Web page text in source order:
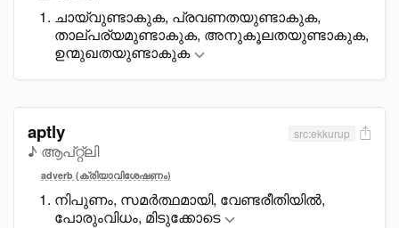
ചായ്വുണ്ടാകുക, പ്രവണതയുണ്ടാകുക,
താല്പര്യമുണ്ടാകുക, അനുകൂലതയുണ്ടാകുക,
ഉന്മുഖതയുണ്ടാകുക
aptly
♪ ആപ്റ്റ്ലി
src:ekkurup
adverb (ക്രിയാവിശേഷണം)
നിപുണം, സമർത്ഥമായി, വേണ്ടരീതിയിൽ,
പോരുംവിധം, മിടുക്കോടെ